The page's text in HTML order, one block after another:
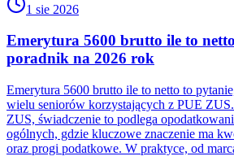
1 sie 2026
Emerytura 5600 brutto ile to
poradnik na 2026 rok
Emerytura 5600 brutto ile to netto to
wielu seniorów korzystających z PUE
ZUS, świadczenie to podlega
ogólnych, gdzie kluczowe znaczenie ma
oraz progi podatkowe. W praktyce, od